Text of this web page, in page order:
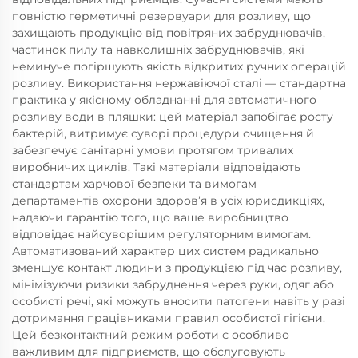
повністю герметичні резервуари для розливу, що
захищають продукцію від повітряних забруднювачів,
частинок пилу та навколишніх забруднювачів, які
неминуче погіршують якість відкритих ручних операцій
розливу. Використання нержавіючої сталі — стандартна
практика у якісному обладнанні для автоматичного
розливу води в пляшки: цей матеріал запобігає росту
бактерій, витримує суворі процедури очищення й
забезпечує санітарні умови протягом тривалих
виробничих циклів. Такі матеріали відповідають
стандартам харчової безпеки та вимогам
департаментів охорони здоров’я в усіх юрисдикціях,
надаючи гарантію того, що ваше виробництво
відповідає найсуворішим регуляторним вимогам.
Автоматизований характер цих систем радикально
зменшує контакт людини з продукцією під час розливу,
мінімізуючи ризики забруднення через руки, одяг або
особисті речі, які можуть вносити патогени навіть у разі
дотримання працівниками правил особистої гігієни.
Цей безконтактний режим роботи є особливо
важливим для підприємств, що обслуговують